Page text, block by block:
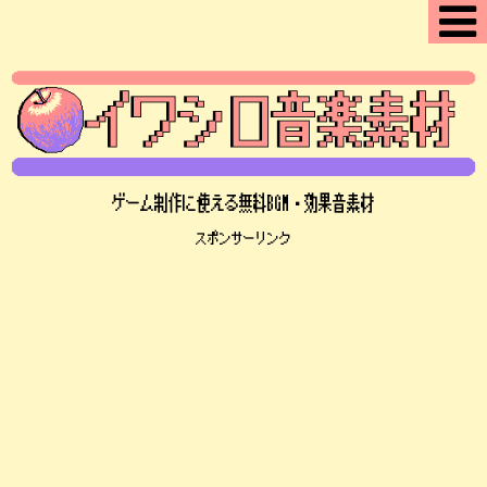
ゲーム制作に使える無料BGM・効果音素材
スポンサーリンク